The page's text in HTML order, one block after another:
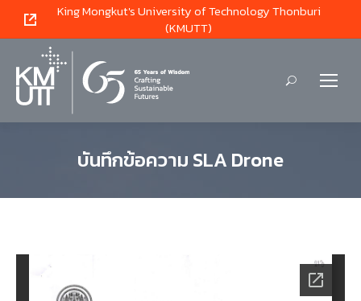
King Mongkut's University of Technology Thonburi
(KMUTT)
Search:
บันทึกข้อความ SLA Drone